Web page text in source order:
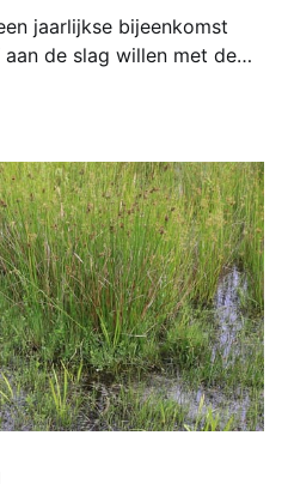
jaarlijkse bijeenkomst
de slag willen met de
Brabantse Milieufederatie.
10 oktober in